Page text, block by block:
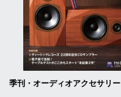
季刊・オーディオアクセサリー